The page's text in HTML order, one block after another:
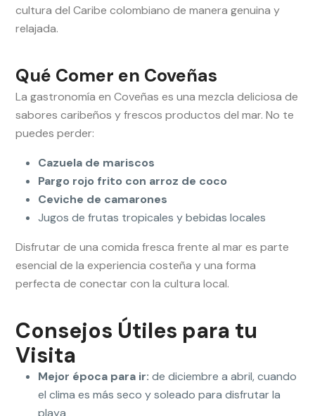
cultura del Caribe colombiano de manera genuina y
relajada.
Qué Comer en Coveñas
La gastronomía en Coveñas es una mezcla deliciosa de
sabores caribeños y frescos productos del mar. No te
puedes perder:
Cazuela de mariscos
Pargo rojo frito con arroz de coco
Ceviche de camarones
Jugos de frutas tropicales y bebidas locales
Disfrutar de una comida fresca frente al mar es parte
esencial de la experiencia costeña y una forma
perfecta de conectar con la cultura local.
Consejos Útiles para tu
Visita
Mejor época para ir: de diciembre a abril, cuando
el clima es más seco y soleado para disfrutar la
playa